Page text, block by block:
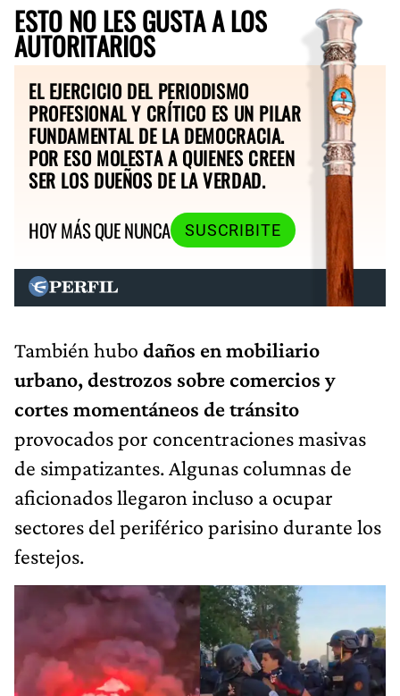
ESTO NO LES GUSTA A LOS
AUTORITARIOS
EL EJERCICIO DEL PERIODISMO
PROFESIONAL Y CRÍTICO ES UN PILAR
FUNDAMENTAL DE LA DEMOCRACIA.
POR ESO MOLESTA A QUIENES CREEN
SER LOS DUEÑOS DE LA VERDAD.
HOY MÁS QUE NUNCA
SUSCRIBITE
También hubo daños en mobiliario
urbano, destrozos sobre comercios y
cortes momentáneos de tránsito
provocados por concentraciones masivas
de simpatizantes. Algunas columnas de
aficionados llegaron incluso a ocupar
sectores del periférico parisino durante los
festejos.